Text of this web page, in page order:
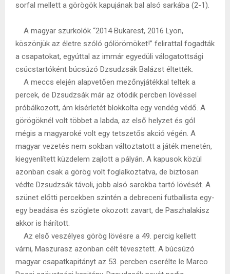
sorfal mellett a görögök kapujának bal alsó sarkába (2-1).
A magyar szurkolók “2014 Bukarest, 2016 Lyon,
köszönjük az életre szóló gólörömöket!” felirattal fogadták
a csapatokat, egyúttal az immár egyedüli válogatottsági
csúcstartóként búcsúzó Dzsudzsák Balázst éltették.
A meccs elején alapvetően mezőnyjátékkal teltek a
percek, de Dzsudzsák már az ötödik percben lövéssel
próbálkozott, ám kísérletét blokkolta egy vendég védő. A
görögöknél volt többet a labda, az első helyzet és gól
mégis a magyaroké volt egy tetszetős akció végén. A
magyar vezetés nem sokban változtatott a játék menetén,
kiegyenlített küzdelem zajlott a pályán. A kapusok közül
azonban csak a görög volt foglalkoztatva, de biztosan
védte Dzsudzsák távoli, jobb alsó sarokba tartó lövését. A
szünet előtti percekben szintén a debreceni futballista egy-
egy beadása és szöglete okozott zavart, de Paszhalakisz
akkor is hárított.
Az első veszélyes görög lövésre a 49. percig kellett
várni, Maszurasz azonban célt tévesztett. A búcsúzó
magyar csapatkapitányt az 53. percben cserélte le Marco